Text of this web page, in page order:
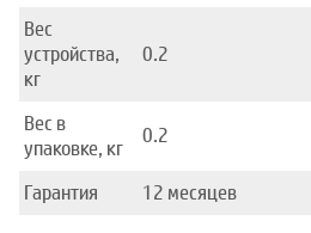
Вес
устройства,
кг
0.2
Вес в
упаковке, кг
0.2
Гарантия 12 месяцев